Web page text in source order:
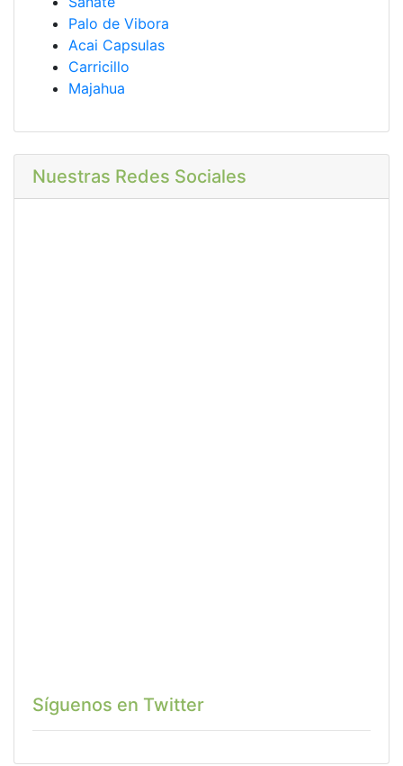
Palo de Vibora
Acai Capsulas
Carricillo
Majahua
Nuestras Redes Sociales
Síguenos en Twitter